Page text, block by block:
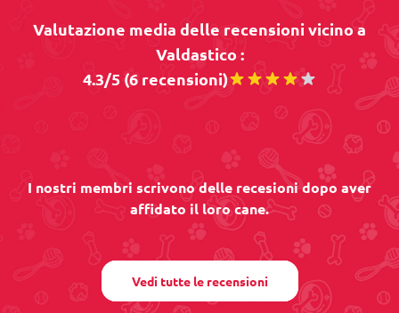
Valutazione media delle recensioni vicino a
Valdastico :
4.3/5 (6 recensioni)
I nostri membri scrivono delle recesioni dopo aver
affidato il loro cane.
Vedi tutte le recensioni